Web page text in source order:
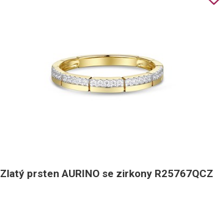
Zlatý prsten AURINO se zirkony R25767QCZ